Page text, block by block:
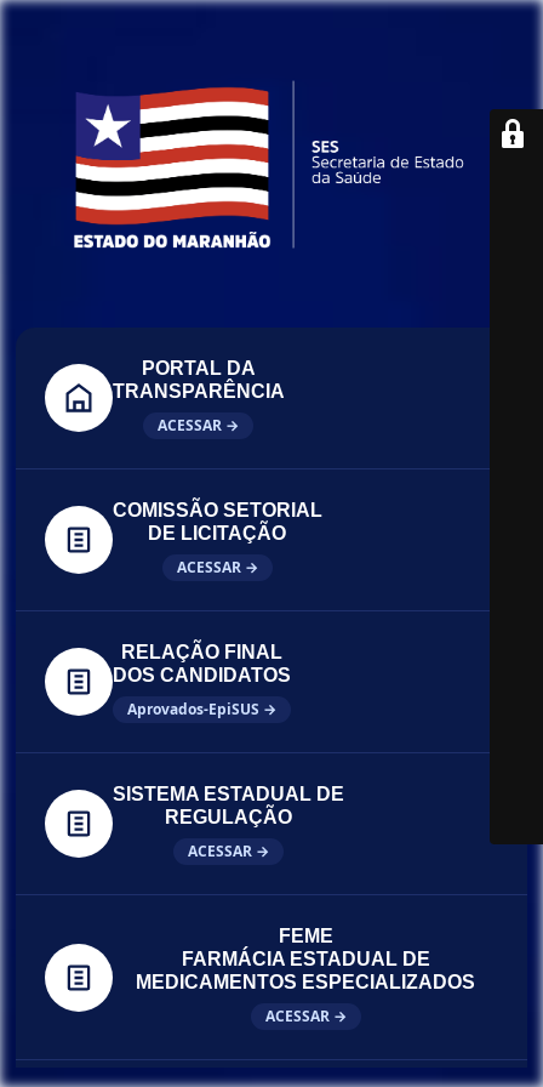
PORTAL DA
TRANSPARÊNCIA
ACESSAR →
COMISSÃO SETORIAL
DE LICITAÇÃO
ACESSAR →
RELAÇÃO FINAL
DOS CANDIDATOS
Aprovados-EpiSUS →
SISTEMA ESTADUAL DE
REGULAÇÃO
ACESSAR →
FEME
FARMÁCIA ESTADUAL DE
MEDICAMENTOS ESPECIALIZADOS
ACESSAR →